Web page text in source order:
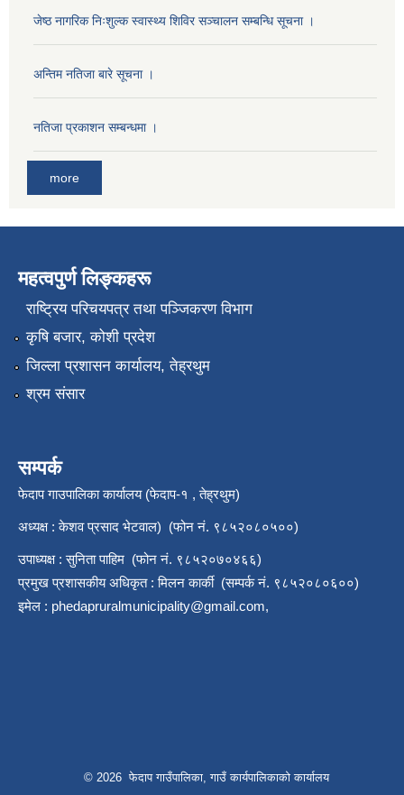
जेष्ठ नागरिक निःशुल्क स्वास्थ्य शिविर सञ्चालन सम्बन्धि सूचना ।
अन्तिम नतिजा बारे सूचना ।
नतिजा प्रकाशन सम्बन्धमा ।
more
महत्वपुर्ण लिङ्कहरू
राष्‍ट्रिय परिचयपत्र तथा पञ्जिकरण विभाग
कृषि बजार, कोशी प्रदेश
जिल्ला प्रशासन कार्यालय, तेह्रथुम
श्रम संसार
सम्पर्क
फेदाप गाउपालिका कार्यालय (फेदाप-१ , तेह्रथुम)
अध्यक्ष : केशव प्रसाद भेटवाल) (फोन नं. ९८५२०८०५००)
उपाध्यक्ष : सुनिता पाहिम (फोन नं. ९८५२०७०४६६)
प्रमुख प्रशासकीय अधिकृत : मिलन कार्की (सम्पर्क नं. ९८५२०८०६००)
इमेल : phedapruralmunicipality@gmail.com,
© 2026 फेदाप गाउँपालिका, गाउँ कार्यपालिकाको कार्यालय